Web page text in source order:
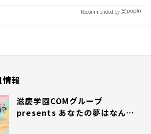
Recommended by
報
滋慶学園COMグループ
presents あなたの夢はなんで